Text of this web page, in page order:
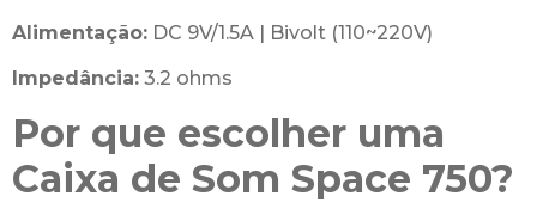
Alimentação: DC 9V/1.5A | Bivolt (110~220V)
Impedância: 3.2 ohms
Por que escolher uma
Caixa de Som Space 750?